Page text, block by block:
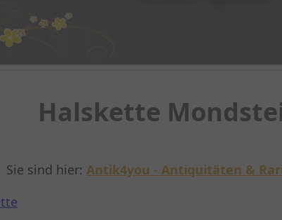
Halskette
Sie sind hier: Antik4you - Antiquitäten &